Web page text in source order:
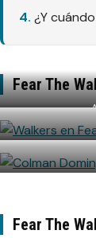
¿Y
Fear The
Fear The